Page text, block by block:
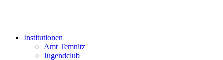
Institutionen
Amt Temnitz
Jugendclub